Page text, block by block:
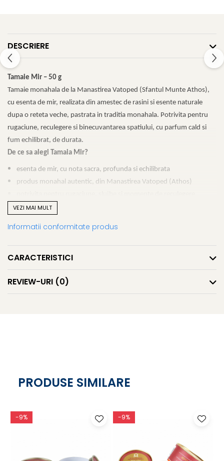
DESCRIERE
Tamaie Mir – 50 g
Tamaie monahala de la Manastirea Vatoped (Sfantul Munte Athos),
cu esenta de mir, realizata din amestec de rasini si esente naturale
dupa o reteta veche, pastrata in traditia monahala. Potrivita pentru
rugaciune, reculegere si binecuvantarea spatiului, cu parfum cald si
fum echilibrat, de durata.
De ce sa alegi Tamaia Mir?
esenta de mir, cu nota sacra, profunda si echilibrata
produs monahal autentic, din Manastirea Vatoped (Athos)
fum echilibrat si parfum persistent, placut
VEZI MAI MULT
Informatii conformitate produs
CARACTERISTICI
REVIEW-URI (0)
PRODUSE SIMILARE
-9% -9%